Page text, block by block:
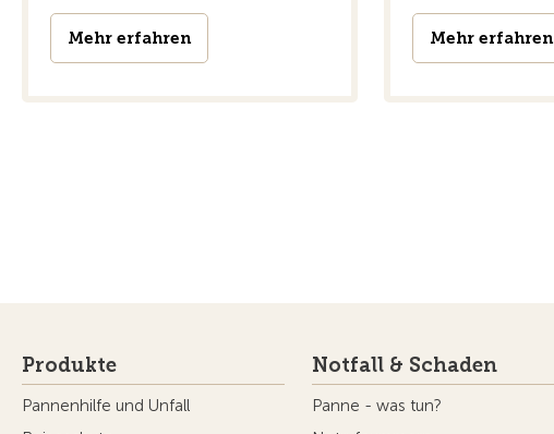
Mehr erfahren Mehr erfahren
Produkte
Pannenhilfe und Unfall
Notfall & Schaden
Panne - was tun?